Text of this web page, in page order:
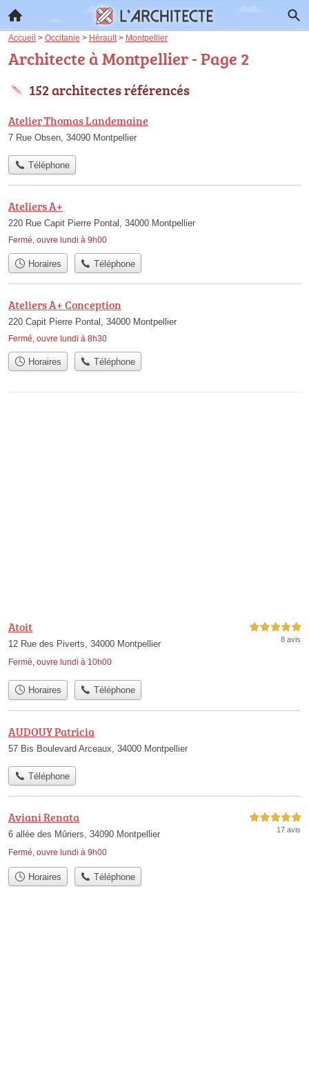
Accueil > Occitanie > Hérault > Montpellier
Architecte à Montpellier - Page 2
152 architectes référencés
Atelier Thomas Landemaine
7 Rue Obsen, 34090 Montpellier
Téléphone
Ateliers A+
220 Rue Capit Pierre Pontal, 34000 Montpellier
Fermé, ouvre lundi à 9h00
Horaires Téléphone
Ateliers A+ Conception
220 Capit Pierre Pontal, 34000 Montpellier
Fermé, ouvre lundi à 8h30
Horaires Téléphone
Atoit
12 Rue des Piverts, 34000 Montpellier
Fermé, ouvre lundi à 10h00
5,0 étoiles sur 5
8 avis
Horaires Téléphone
AUDOUY Patricia
57 Bis Boulevard Arceaux, 34000 Montpellier
Téléphone
Aviani Renata
6 allée des Mûriers, 34090 Montpellier
Fermé, ouvre lundi à 9h00
5,0 étoiles sur 5
17 avis
Horaires Téléphone